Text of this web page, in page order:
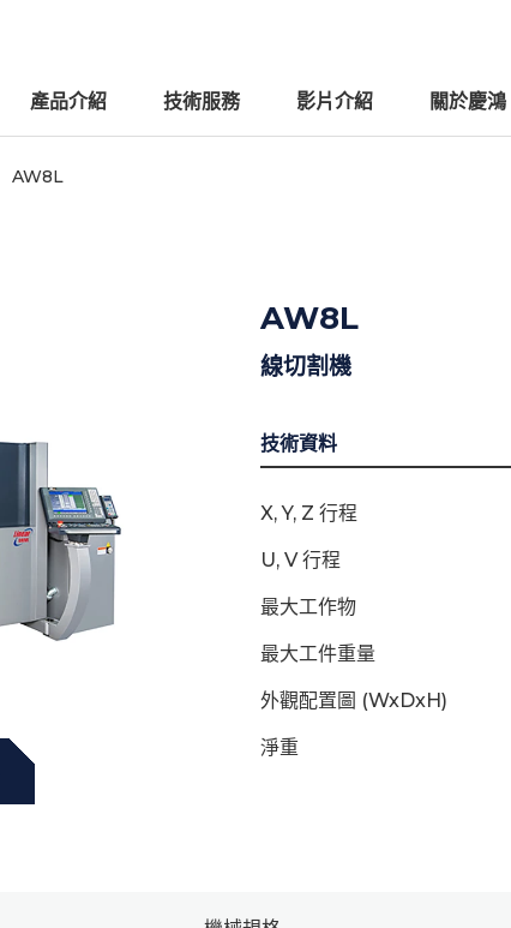
產品介紹 技術服務 影片介紹 關於慶鴻
AW8L
AW8L
線切割機
技術資料
X, Y, Z 行程
U, V 行程
最大工作物
最大工件重量
外觀配置圖 (WxDxH)
淨重